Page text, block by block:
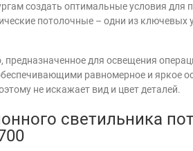
создать оптимальные условия для
потолочные – одни из ключевых
предназначенное для освещения
равномерное и яркое
не искажает вид и цвет деталей.
светильника